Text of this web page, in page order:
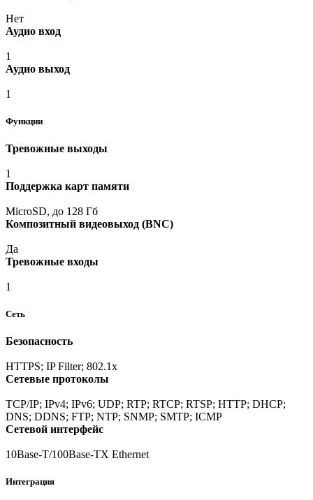
Нет
Аудио вход
1
Аудио выход
1
Функции
Тревожные выходы
1
Поддержка карт памяти
MicroSD, до 128 Гб
Композитный видеовыход (BNC)
Да
Тревожные входы
1
Сеть
Безопасность
HTTPS; IP Filter; 802.1x
Сетевые протоколы
TCP/IP; IPv4; IPv6; UDP; RTP; RTCP; RTSP; HTTP; DHCP;
DNS; DDNS; FTP; NTP; SNMP; SMTP; ICMP
Сетевой интерфейс
10Base-T/100Base-TX Ethernet
Интеграция